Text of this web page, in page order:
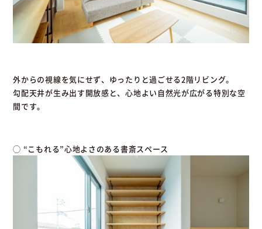
外からの視線を気にせず、ゆったりと過ごせる2階リビング。
勾配天井が生み出す開放感と、心地よい自然光が広がる特別な空
間です。
◯ “こもれる”心地よさのある書斎スペース